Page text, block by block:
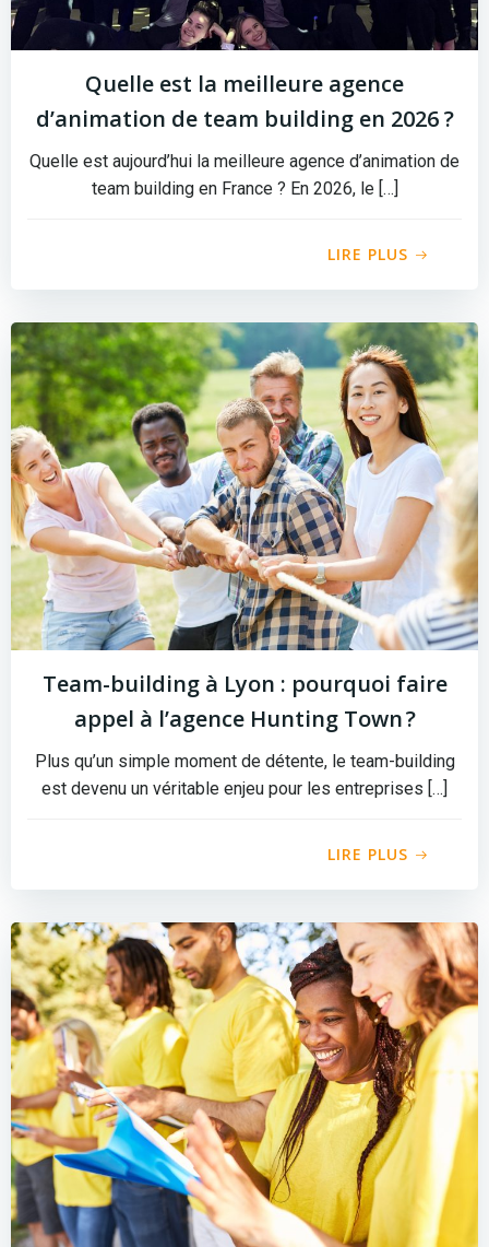
Quelle est la meilleure agence
d’animation de team building en 2026 ?
Quelle est aujourd’hui la meilleure agence d’animation de
team building en France ? En 2026, le […]
LIRE PLUS
Team-building à Lyon : pourquoi faire
appel à l’agence Hunting Town ?
Plus qu’un simple moment de détente, le team-building
est devenu un véritable enjeu pour les entreprises […]
LIRE PLUS